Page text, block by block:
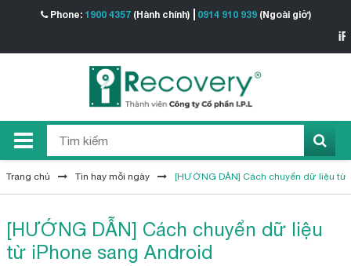
Phone: 1900 4357(Hành chính) 0914 910 939(Ngoài giờ)
Trang chủ Tin hay mỗi ngày [HƯỚNG DẪN] Cách chuyển dữ liệu từ
[HƯỚNG DẪN] Cách chuyển dữ liệu
từ iPhone sang Android